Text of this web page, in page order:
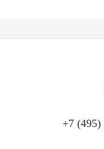
+7 (495)